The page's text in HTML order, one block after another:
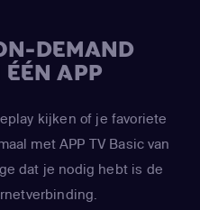
DEMAND
ÉÉN APP
kijken of je favoriete
met APP TV Basic van
dat je nodig hebt is de